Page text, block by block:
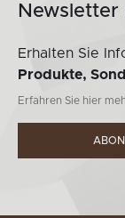
Newsletter
Erhalten Sie
Produkte,
Erfahren Sie hier